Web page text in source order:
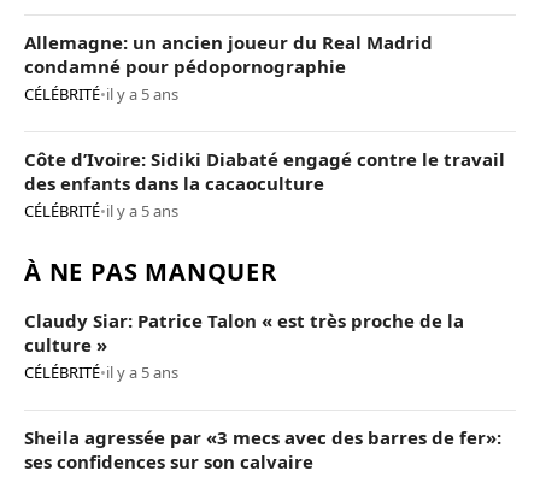
Allemagne: un ancien joueur du Real Madrid
condamné pour pédopornographie
CÉLÉBRITÉ•il y a 5 ans
Côte d’Ivoire: Sidiki Diabaté engagé contre le travail
des enfants dans la cacaoculture
CÉLÉBRITÉ•il y a 5 ans
À NE PAS MANQUER
Claudy Siar: Patrice Talon « est très proche de la
culture »
CÉLÉBRITÉ•il y a 5 ans
Sheila agressée par «3 mecs avec des barres de fer»:
ses confidences sur son calvaire